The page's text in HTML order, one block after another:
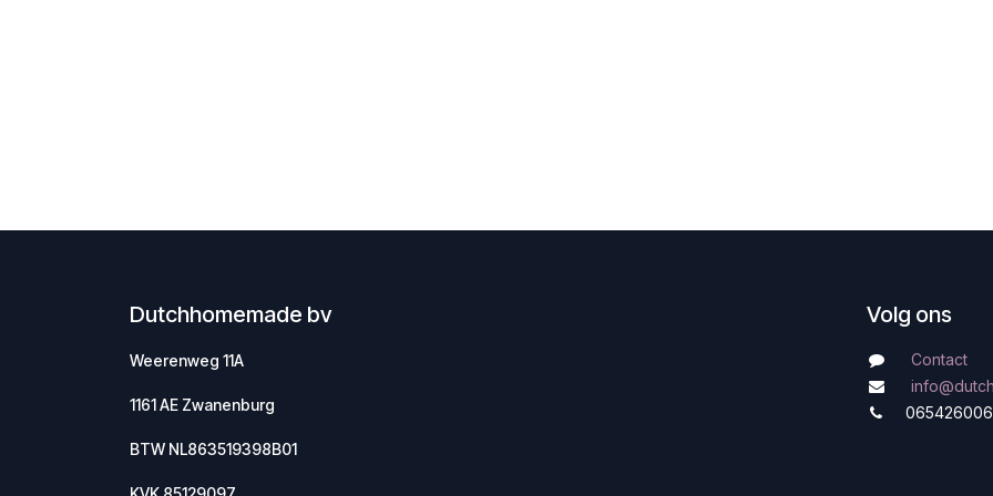
Dutchhomemade bv
Weerenweg 11A
1161 AE Zwanenburg
BTW NL863519398B01
Volg ons
Contact